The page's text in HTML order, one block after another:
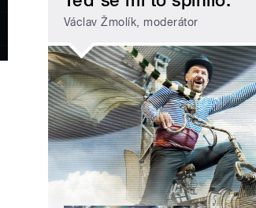
Václav Žmolík, moderátor